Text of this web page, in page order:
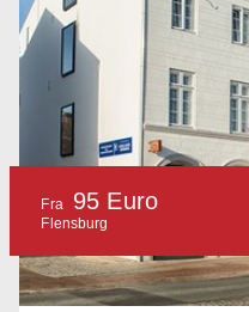
Fra 95 Euro
Flensburg